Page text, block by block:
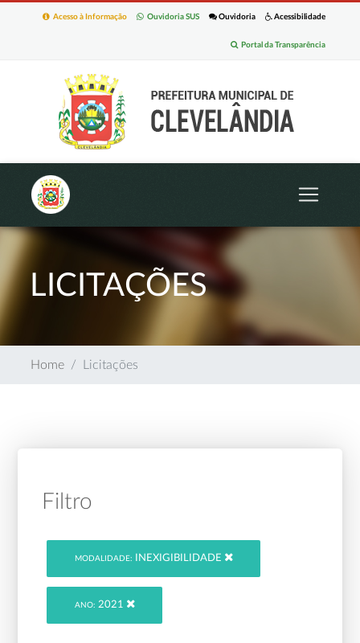
Acessibilidade
Ouvidoria
Ouvidoria SUS
Acesso à Informação
Portal da Transparência
LICITAÇÕES
Home Licitações
Filtro
MODALIDADE: INEXIGIBILIDADE
ANO: 2021